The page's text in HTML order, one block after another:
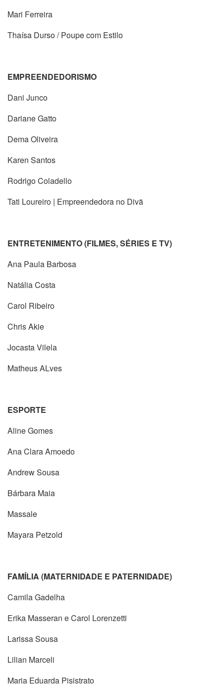
Mari Ferreira
Thaísa Durso / Poupe com Estilo
EMPREENDEDORISMO
Dani Junco
Dariane Gatto
Dema Oliveira
Karen Santos
Rodrigo Coladello
Tati Loureiro | Empreendedora no Divã
ENTRETENIMENTO (FILMES, SÉRIES E TV)
Ana Paula Barbosa
Natália Costa
Carol Ribeiro
Chris Akie
Jocasta Vilela
Matheus ALves
ESPORTE
Aline Gomes
Ana Clara Amoedo
Andrew Sousa
Bárbara Maia
Massale
Mayara Petzold
FAMÍLIA (MATERNIDADE E PATERNIDADE)
Camila Gadelha
Erika Masseran e Carol Lorenzetti
Larissa Sousa
Lilian Marceli
Maria Eduarda Pisistrato